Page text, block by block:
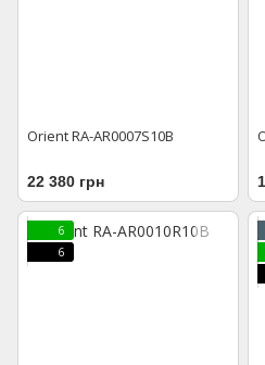
Orient RA-AR0007S10B
22 380 грн
6
6